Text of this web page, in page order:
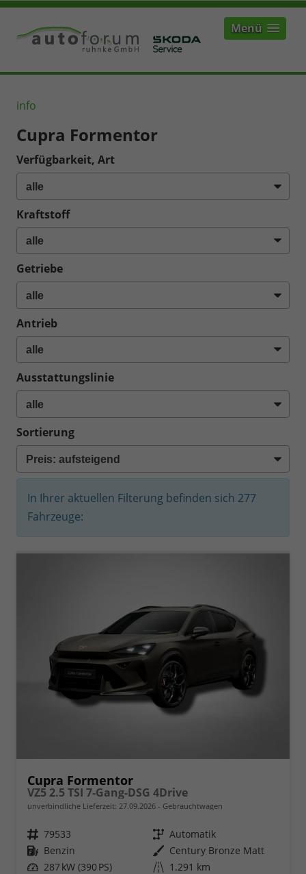
Menü
info
Cupra Formentor
Verfügbarkeit, Art
Kraftstoff
Getriebe
Antrieb
Ausstattungslinie
Sortierung
In Ihrer aktuellen Filterung befinden sich 277
Fahrzeuge:
Cupra Formentor
VZ5 2.5 TSI 7-Gang-DSG 4Drive
unverbindliche Lieferzeit: 27.09.2026 Gebrauchtwagen
Fahrzeugnr. 79533 Getriebe Automatik
Kraftstoff Benzin Außenfarbe Century Bronze Matt
Leistung 287 kW (390 PS) Kilometerstand 1.291 km